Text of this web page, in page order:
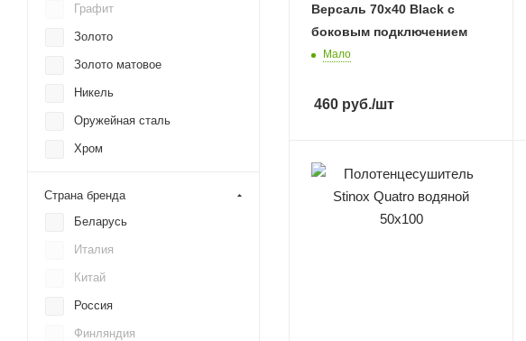
Версаль 70х40 Black с
боковым подключением
Мало
460 руб./шт
Сунержа
Графит
Золото
Золото матовое
Никель
Оружейная сталь
Хром
Страна бренда
Беларусь
Италия
Китай
Россия
Финляндия